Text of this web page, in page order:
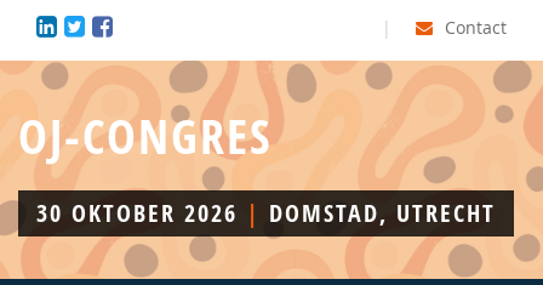
Contact
|
OJ-CONGRES
30 OKTOBER 2026 | DOMSTAD, UTRECHT